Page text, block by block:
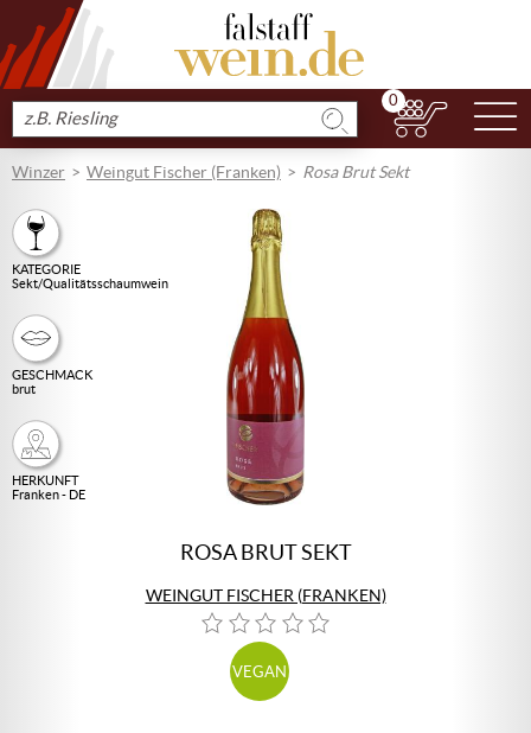
Produkt
suchen
0
Winzer Weingut Fischer (Franken) Rosa Brut Sekt
KATEGORIE
Sekt/Qualitätsschaumwein
GESCHMACK
brut
HERKUNFT
Franken - DE
ROSA BRUT SEKT
WEINGUT FISCHER (FRANKEN)
VEGAN